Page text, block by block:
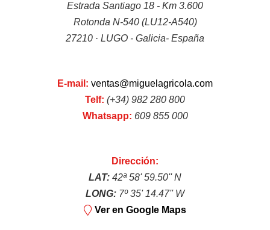
Desbrozadoras
Retroexcavadoras
Estrada Santiago 18 - Km 3.600
Rotonda N-540 (LU12-A540)
27210 · LUGO - Galicia- España
E-mail: ventas@miguelagricola.com
Telf: (+34) 982 280 800
Whatsapp: 609 855 000
Dirección:
LAT: 42ª 58' 59.50'' N
LONG: 7º 35' 14.47'' W
Ver en Google Maps